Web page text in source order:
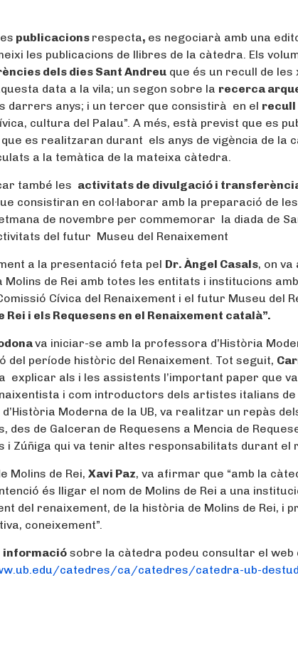
publicacions respecta, es negociarà amb una
les publicacions de llibres de la càtedra. Els
dels dies Sant Andreu que és un recull de
data a la vila; un segon sobre la recerca
darrers anys; i un tercer que consistirà en el recull
cultura del Palau”. A més, està previst que es
es realitzaran durant els anys de vigència de la
a la temàtica de la mateixa càtedra.
també les activitats de divulgació i
consistiran en col·laborar amb la preparació de
de novembre per commemorar la diada de
del futur Museu del Renaixement
a la presentació feta pel Dr. Àngel Casals, on
de Rei amb totes les entitats i institucions
Cívica del Renaixement i el futur Museu del
Rei i els Requesens en el Renaixement català”.
va iniciar-se amb la professora d’Història
del període històric del Renaixement. Tot seguit,
explicar als i les assistents l’important paper que
i com introductors dels artistes italians de
Moderna de la UB, va realitzar un repàs
des de Galceran de Requesens a Mencia de
i Zúñiga qui va tenir altes responsabilitats durant el
Molins de Rei, Xavi Paz, va afirmar que “amb la
és lligar el nom de Molins de Rei a una
del renaixement, de la història de Molins de Rei, i
coneixement”.
informació sobre la càtedra podeu consultar el
catedres/ca/catedres/catedra-ub-